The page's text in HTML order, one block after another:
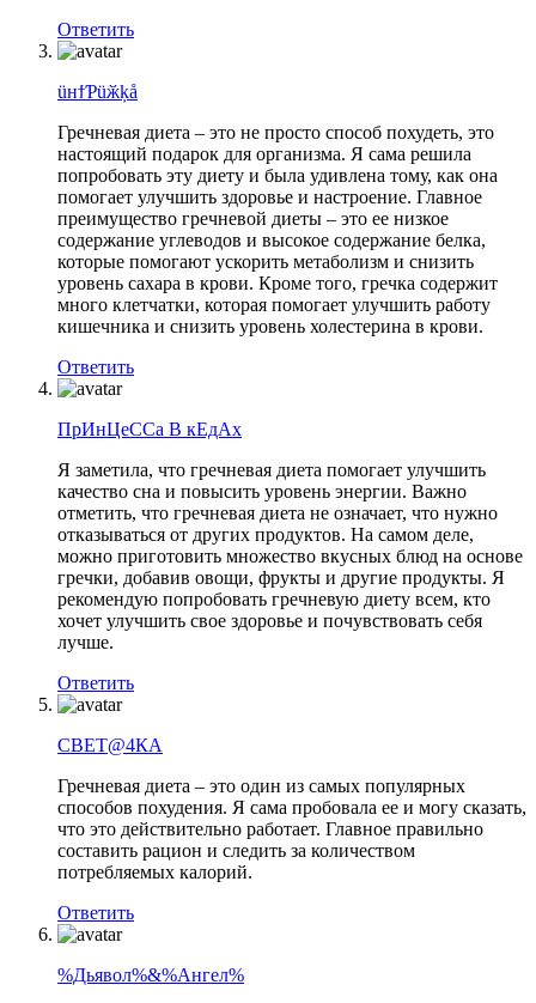
Ответить
üнϯƤüӂķå
Гречневая диета – это не просто способ похудеть, это
настоящий подарок для организма. Я сама решила
попробовать эту диету и была удивлена тому, как она
помогает улучшить здоровье и настроение. Главное
преимущество гречневой диеты – это ее низкое
содержание углеводов и высокое содержание белка,
которые помогают ускорить метаболизм и снизить
уровень сахара в крови. Кроме того, гречка содержит
много клетчатки, которая помогает улучшить работу
кишечника и снизить уровень холестерина в крови.
Ответить
ПрИнЦеССа В кЕдАх
Я заметила, что гречневая диета помогает улучшить
качество сна и повысить уровень энергии. Важно
отметить, что гречневая диета не означает, что нужно
отказываться от других продуктов. На самом деле,
можно приготовить множество вкусных блюд на основе
гречки, добавив овощи, фрукты и другие продукты. Я
рекомендую попробовать гречневую диету всем, кто
хочет улучшить свое здоровье и почувствовать себя
лучше.
Ответить
СВЕТ@4КА
Гречневая диета – это один из самых популярных
способов похудения. Я сама пробовала ее и могу сказать,
что это действительно работает. Главное правильно
составить рацион и следить за количеством
потребляемых калорий.
Ответить
%Дьявол%&%Ангел%